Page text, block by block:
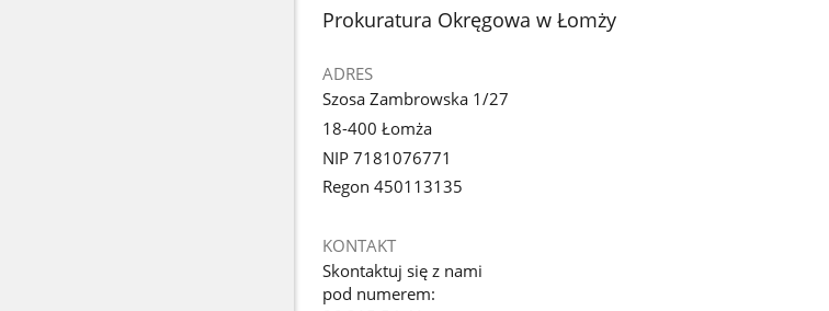
stopka
Prokuratura Okręgowa w Łomży
ADRES
Szosa Zambrowska 1/27
18-400 Łomża
NIP 7181076771
Regon 450113135
KONTAKT
Skontaktuj się z nami
pod numerem: